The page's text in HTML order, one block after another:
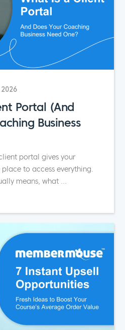
Portal (And
Business
portal gives your
to access everything.
means, what ...